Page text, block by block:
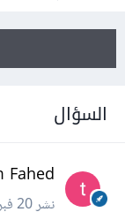
السؤال
Fahed
نشر20 فبراير 2021